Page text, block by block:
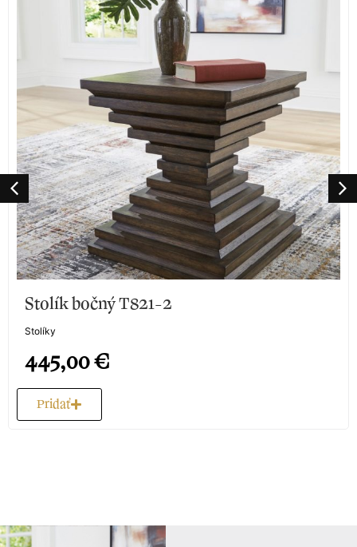
Stolík bočný T821-2
Stolíky
445,00€
Pridať